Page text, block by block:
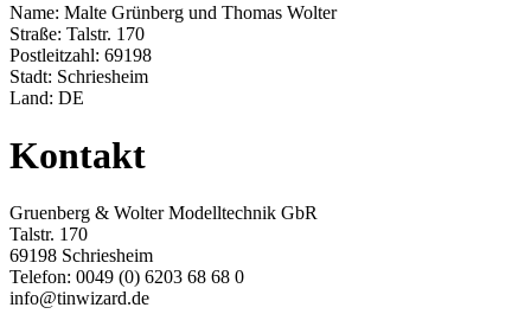
Name: Malte Grünberg und Thomas Wolter
Straße: Talstr. 170
Postleitzahl: 69198
Stadt: Schriesheim
Land: DE
Kontakt
Gruenberg & Wolter Modelltechnik GbR
Talstr. 170
69198 Schriesheim
Telefon: 0049 (0) 6203 68 68 0
info@tinwizard.de